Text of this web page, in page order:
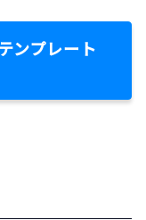
ンプレート